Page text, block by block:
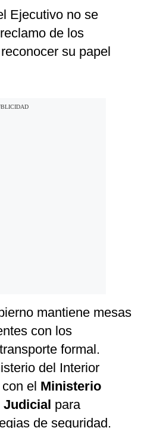
Ejecutivo no se
de los
su papel
mantiene mesas
con los
formal.
del Interior
el Ministerio
Judicial para
de seguridad.